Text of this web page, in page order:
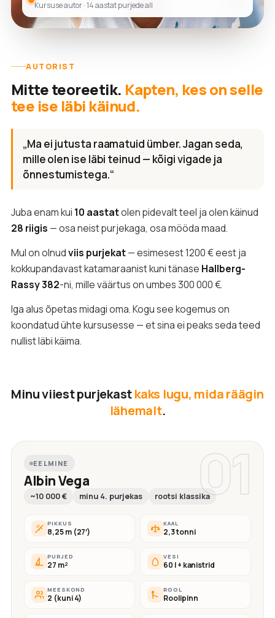
Kursuse autor · 14 aastat purjede all
AUTORIST
Mitte teoreetik. Kapten, kes on selle
tee ise läbi käinud.
„Ma ei jutusta raamatuid ümber. Jagan seda,
mille olen ise läbi teinud — kõigi vigade ja
õnnestumistega.“
Juba enam kui 10 aastatolen pidevalt teel ja olen käinud
28 riigis — osa neist purjekaga, osa mööda maad.
Mul on olnudviis purjekat— esimesest 1200 € eest ja
kokkupandavast katamaraanist kuni tänase Hallberg-
Rassy 382-ni, mille väärtus on umbes 300 000 €.
Iga alus õpetas midagi oma. Kogu see kogemus on
koondatud ühte kursusesse — et sina ei peaks seda teed
nullist läbi käima.
Minu viiest purjekastkaks lugu, mida räägin
lähemalt.
01
EELMINE
Albin Vega
~10 000 € minu 4. purjekas rootsi klassika
PIKKUS
8,25 m (27′)
KAAL
2,3 tonni
PURJED
27 m²
VESI
60 l + kanistrid
MEESKOND
2 (kuni 4)
ROOL
Roolipinn